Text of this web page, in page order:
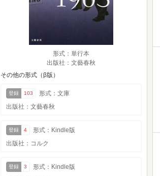
形式：単行本
出版社：文藝春秋
その他の形式（β版）
登録 103
形式：文庫
出版社：文藝春秋
登録 4
形式：Kindle版
出版社：コルク
登録 3
形式：Kindle版